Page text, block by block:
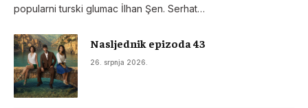
popularni turski glumac İlhan Şen. Serhat…
Nasljednik epizoda 43
26. srpnja 2026.